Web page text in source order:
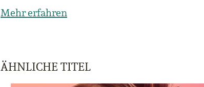
Mehr erfahren
ÄHNLICHE TITEL